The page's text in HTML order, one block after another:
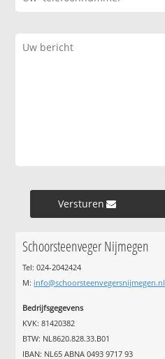
Versturen »
Schoorsteenveger Nijmegen
Tel: 024-2042424
M: info@schoorsteenvegersnijmegen.nl
Bedrijfsgegevens
KVK: 81420382
BTW: NL8620.828.33.B01
IBAN: NL65 ABNA 0493 9717 93